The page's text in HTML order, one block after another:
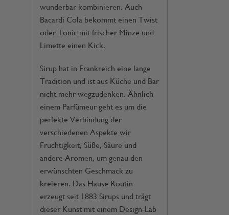
wunderbar kombinieren. Auch
Bacardi Cola bekommt einen Twist
oder Tonic mit frischer Minze und
Limette einen Kick.
Sirup hat in Frankreich eine lange
Tradition und ist aus Küche und Bar
nicht mehr wegzudenken. Ähnlich
einem Parfümeur geht es um die
perfekte Verbindung der
verschiedenen Aspekte wir
Fruchtigkeit, Süße, Säure und
andere Aromen, um genau den
erwünschten Geschmack zu
kreieren. Das Hause Routin
erzeugt seit 1883 Sirups und trägt
dieser Kunst mit einem Design-Lab